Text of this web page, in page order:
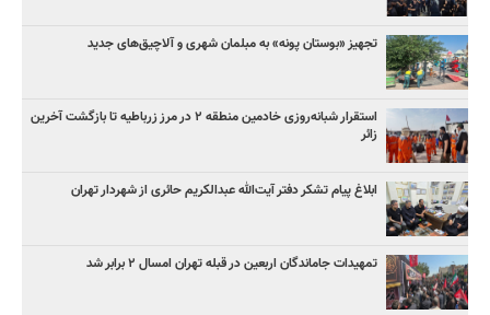
تجهیز «بوستان پونه» به مبلمان شهری و آلاچیق‌های جدید
استقرار شبانه‌روزی خادمین منطقه ۲ در مرز زرباطیه تا بازگشت آخرین
زائر
ابلاغ پیام تشکر دفتر آیت‌الله عبدالکریم حائری از شهردار تهران
تمهیدات جاماندگان اربعین در قبله تهران امسال ۲ برابر شد